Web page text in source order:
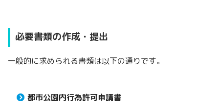
必要書類の作成・提出
一般的に求められる書類は以下の通りです。
都市公園内行為許可申請書